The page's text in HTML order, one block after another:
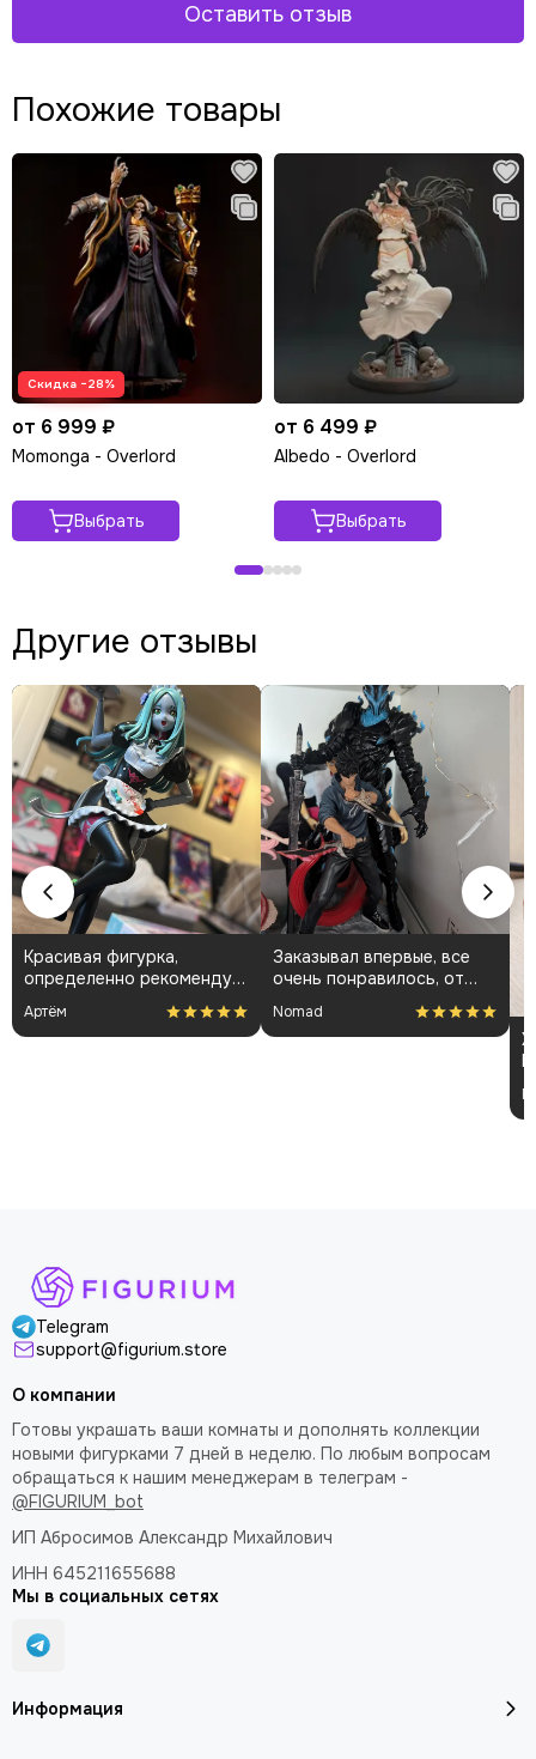
Оставить отзыв
Похожие товары
Скидка −28%
от 6 999 ₽
Momonga - Overlord
Выбрать
от 6 499 ₽
Albedo - Overlord
Выбрать
Другие отзывы
Красивая фигурка,
определенно рекомендую
Артём
Заказывал впервые, все
очень понравилось, от
общения с менеджарами
до фигурки и покраса
Nomad
Telegram
support@figurium.store
Информация
О компании
Готовы украшать ваши комнаты и дополнять коллекции
новыми фигурками 7 дней в неделю. По любым вопросам
обращаться к нашим менеджерам в телеграм -
@FIGURIUM_bot
ИП Абросимов Александр Михайлович
ИНН 645211655688
Мы в социальных сетях